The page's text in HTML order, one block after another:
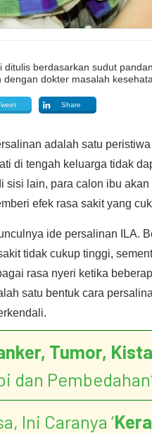
ditulis berdasarkan sudut
dengan dokter masalah
Share
adalah satu
di tengah keluarga tidak
sisi lain, para calon ibu
efek rasa sakit yang
ide persalinan ILA.
tidak cukup tinggi,
rasa nyeri ketika
satu bentuk cara
Tumor, Kista
dan
Ini Caranya ‘